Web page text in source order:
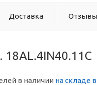
Доставка Отзывы
в наличии на складе